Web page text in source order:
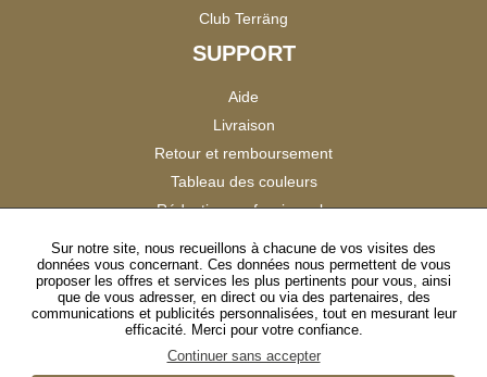
Club Terräng
SUPPORT
Aide
Livraison
Retour et remboursement
Tableau des couleurs
Réduction professionnels
Satisfaction Clients
SUIVEZ-NOUS
Sur notre site, nous recueillons à chacune de vos visites des
données vous concernant. Ces données nous permettent de vous
proposer les offres et services les plus pertinents pour vous, ainsi
que de vous adresser, en direct ou via des partenaires, des
communications et publicités personnalisées, tout en mesurant leur
efficacité. Merci pour votre confiance.
Continuer sans accepter